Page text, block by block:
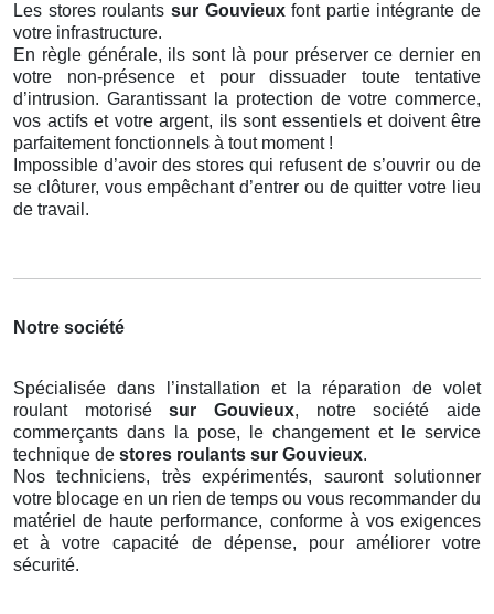
Les stores roulants sur Gouvieuxfont partie intégrante de
votre infrastructure.
En règle générale, ils sont là pour préserver ce dernier en
votre non-présence et pour dissuader toute tentative
d’intrusion. Garantissant la protection de votre commerce,
vos actifs et votre argent, ils sont essentiels et doivent être
parfaitement fonctionnels à tout moment !
Impossible d’avoir des stores qui refusent de s’ouvrir ou de
se clôturer, vous empêchant d’entrer ou de quitter votre lieu
de travail.
Notre société
Spécialisée dans l’installation et la réparation de volet
roulant motorisésur Gouvieux, notre société aide
commerçants dans la pose, le changement et le service
technique de stores roulants sur Gouvieux.
Nos techniciens, très expérimentés, sauront solutionner
votre blocage en un rien de temps ou vous recommander du
matériel de haute performance, conforme à vos exigences
et à votre capacité de dépense, pour améliorer votre
sécurité.